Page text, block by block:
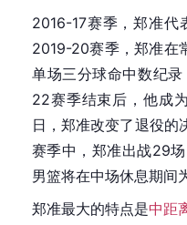
2016-17赛季，郑准代
2019-20赛季，郑准在
单场三分球命中数纪录
22赛季结束后，他成
日，郑准改变了退役的
赛季中，郑准出战29
男篮将在中场休息期间
郑准最大的特点是中距